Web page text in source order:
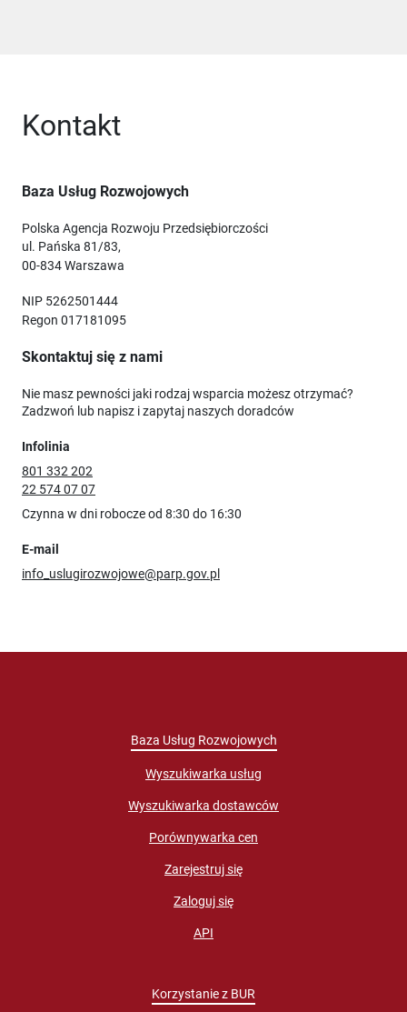
Kontakt
Baza Usług Rozwojowych
Polska Agencja Rozwoju Przedsiębiorczości
ul. Pańska 81/83,
00-834 Warszawa
NIP 5262501444
Regon 017181095
Skontaktuj się z nami
Nie masz pewności jaki rodzaj wsparcia możesz otrzymać?
Zadzwoń lub napisz i zapytaj naszych doradców
Infolinia
801 332 202
22 574 07 07
Czynna w dni robocze od 8:30 do 16:30
E-mail
info_uslugirozwojowe@parp.gov.pl
Baza Usług Rozwojowych
Wyszukiwarka usług
Wyszukiwarka dostawców
Porównywarka cen
Zarejestruj się
Zaloguj się
API
Korzystanie z BUR